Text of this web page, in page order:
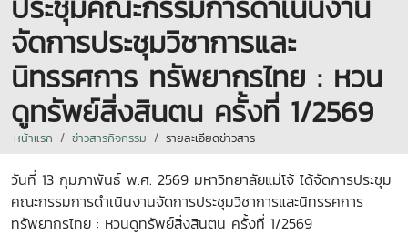
จัดการประชุมวิชาการและ
นิทรรศการ ทรัพยากรไทย : หวน
ดูทรัพย์สิ่งสินตน ครั้งที่ 1/2569
หน้าแรก ข่าวสารกิจกรรม รายละเอียดข่าวสาร
วันที่ 13 กุมภาพันธ์ พ.ศ. 2569 มหาวิทยาลัยแม่โจ้ ได้จัดการประชุม
คณะกรรมการดำเนินงานจัดการประชุมวิชาการและนิทรรศการ
ทรัพยากรไทย : หวนดูทรัพย์สิ่งสินตน ครั้งที่ 1/2569